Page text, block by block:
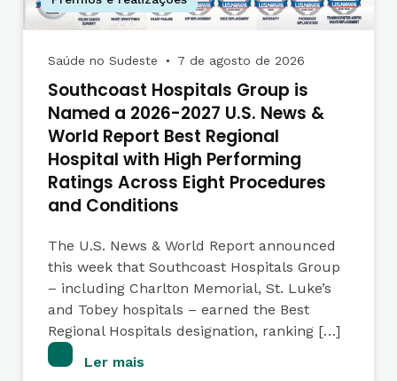
Saúde no Sudeste ● 7 de agosto de 2026
Southcoast Hospitals Group is
Named a 2026-2027 U.S. News &
World Report Best Regional
Hospital with High Performing
Ratings Across Eight Procedures
and Conditions
The U.S. News & World Report announced
this week that Southcoast Hospitals Group
– including Charlton Memorial, St. Luke’s
and Tobey hospitals – earned the Best
Regional Hospitals designation, ranking […]
Ler mais